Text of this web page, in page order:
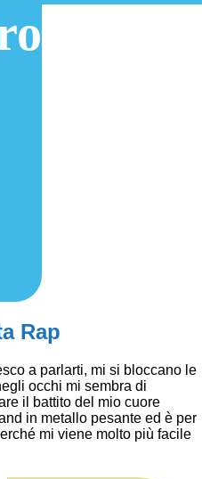
Rap
a parlarti, mi si bloccano le
occhi mi sembra di
il battito del mio cuore
in metallo pesante ed è per
mi viene molto più facile